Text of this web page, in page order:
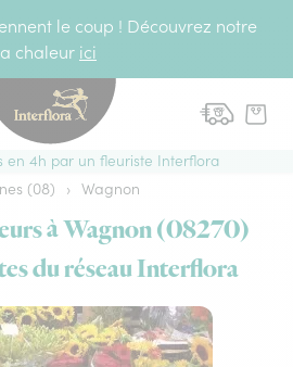
le coup ! Découvrez notre
chaleur ici
en 4h par un fleuriste Interflora
(08) › Wagnon
à Wagnon (08270)
du réseau Interflora